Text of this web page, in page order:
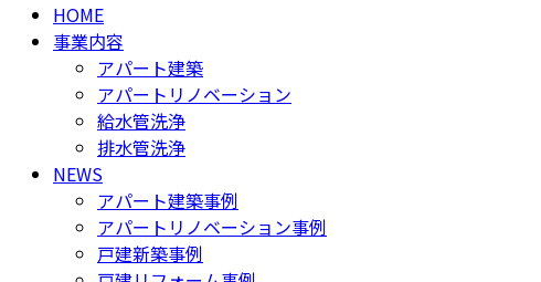
HOME
事業内容
アパート建築
アパートリノベーション
給水管洗浄
排水管洗浄
NEWS
アパート建築事例
アパートリノベーション事例
戸建新築事例